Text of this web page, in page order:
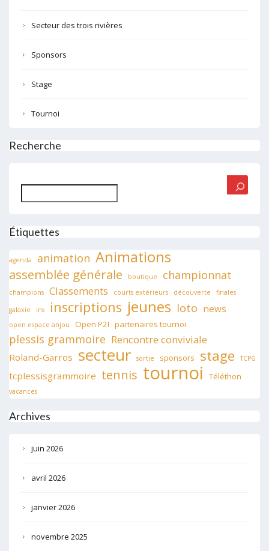
Secteur des trois rivières
Sponsors
Stage
Tournoi
Recherche
Étiquettes
agenda animation Animations
assemblée générale boutique championnat
champions Classements courts extérieurs découverte finales
galaxie ins inscriptions jeunes loto news
open espace anjou Open P2I partenaires tournoi
plessis grammoire Rencontre conviviale
Roland-Garros secteur sortie sponsors stage TCPG
tcplessisgrammoire tennis tournoi Téléthon
vacances
Archives
juin 2026
avril 2026
janvier 2026
novembre 2025